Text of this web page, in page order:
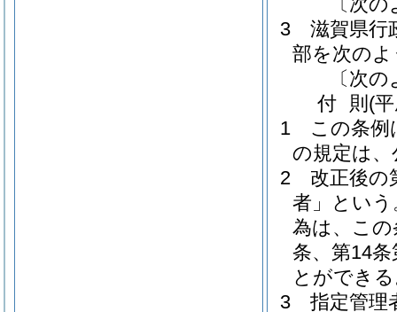
3
滋賀県行
部を次の
〔次
付 則 (
1
この条例
の規定は
2
改正後の
者」という
為は、こ
条、第14
とができ
3
指定管理